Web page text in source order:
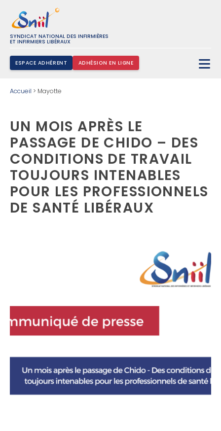
SYNDICAT NATIONAL DES INFIRMIÈRES
ET INFIRMIERS LIBÉRAUX
ESPACE ADHÉRENT ADHÉSION EN LIGNE
Accueil > Mayotte
UN MOIS APRÈS LE
PASSAGE DE CHIDO – DES
CONDITIONS DE TRAVAIL
TOUJOURS INTENABLES
POUR LES PROFESSIONNELS
DE SANTÉ LIBÉRAUX